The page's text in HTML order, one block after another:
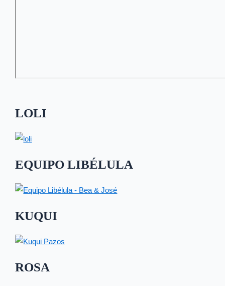
LOLI
EQUIPO LIBÉLULA
KUQUI
ROSA